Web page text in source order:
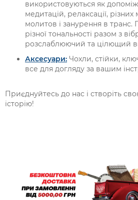
використовуються як
медитацій, релаксації,
молитов і занурення в транс.
різної тональності разом з
розслаблюючий та цілющий
Аксесуари: Чохли, стійки,
все для догляду за вашим
Приєднуйтесь до нас і створіть
історію!